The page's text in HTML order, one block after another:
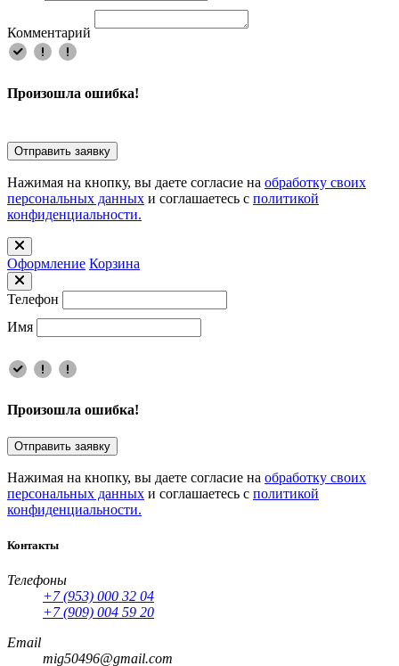
Комментарий
Произошла ошибка!
Отправить заявку
Нажимая на кнопку, вы даете согласие на обработку своих
персональных данных и соглашаетесь с политикой
конфиденциальности.
Оформлениe Корзина
Телефон
Имя
Произошла ошибка!
Отправить заявку
Нажимая на кнопку, вы даете согласие на обработку своих
персональных данных и соглашаетесь с политикой
конфиденциальности.
Контакты
Телефоны
+7 (953) 000 32 04
+7 (909) 004 59 20
Email
mig50496@gmail.com